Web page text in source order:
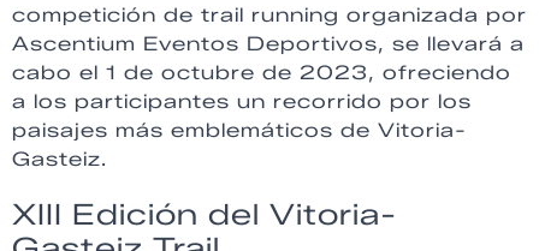
competición de trail running organizada por
Ascentium Eventos Deportivos, se llevará a
cabo el 1 de octubre de 2023, ofreciendo
a los participantes un recorrido por los
paisajes más emblemáticos de Vitoria-
Gasteiz.
XIII Edición del Vitoria-